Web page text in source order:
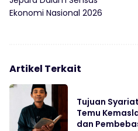
Ekonomi Nasional 2026
Artikel Terkait
Tujuan
Temu
dan